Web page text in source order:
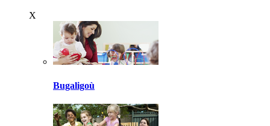
X
Bugaligoù